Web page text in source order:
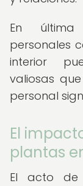
En última
personales
interior
valiosas
personal
El
plantas
El acto de